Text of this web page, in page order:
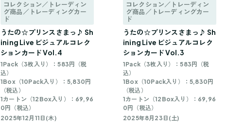
コレクション／トレーディン
グ商品／トレーディングカー
ド
うたの☆プリンスさまっ♪ Sh
ining Live ビジュアルコレク
ションカード Vol.4
1Pack（3枚入り）：583円（税
込）
1Box（10Pack入り）：5,830円
（税込）
1カートン（12Box入り）：69,96
0円（税込）
2025年12月11日(木)
コレクション／トレーディン
グ商品／トレーディングカー
ド
うたの☆プリンスさまっ♪ Sh
ining Live ビジュアルコレク
ションカード Vol.3
1Pack（3枚入り）：583円（税
込）
1Box（10Pack入り）：5,830円
（税込）
1カートン（12Box入り）：69,96
0円（税込）
2025年8月23日(土)